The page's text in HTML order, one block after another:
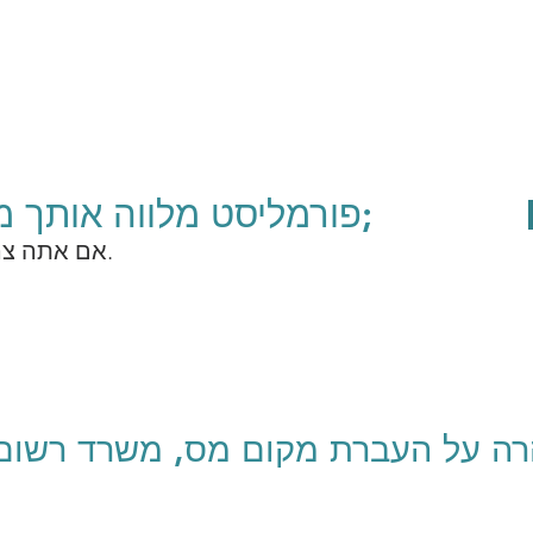
פורמליסט מלווה אותך מא&#39; עד ת&#39;
אם אתה צריך עזרה, אל תהסס לפנות אלינו.